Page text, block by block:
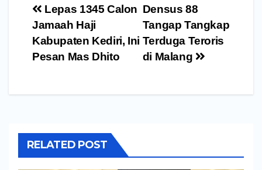
Navigasi
pos
Densus 88
Tangap Tangkap
Terduga Teroris
di Malang
Lepas 1345 Calon
Jamaah Haji
Kabupaten Kediri, Ini
Pesan Mas Dhito
RELATED POST